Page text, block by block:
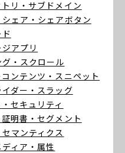
リ ・サブドメイン
シェア ・シェアボタン
アプリ
グ ・スクロール
ンテンツ ・スニペット
イダー ・スラッグ
・セキュリティ
明書 ・セグメント
セマンティクス
ィア ・属性